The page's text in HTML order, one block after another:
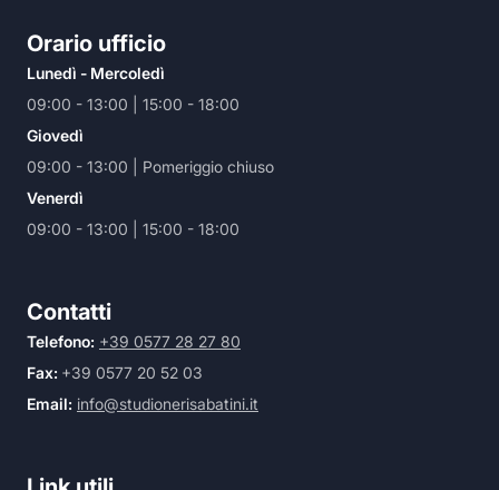
Orario ufficio
Lunedì - Mercoledì
09:00 - 13:00 | 15:00 - 18:00
Giovedì
09:00 - 13:00 | Pomeriggio chiuso
Venerdì
09:00 - 13:00 | 15:00 - 18:00
Contatti
Telefono: +39 0577 28 27 80
Fax: +39 0577 20 52 03
Email: info@studionerisabatini.it